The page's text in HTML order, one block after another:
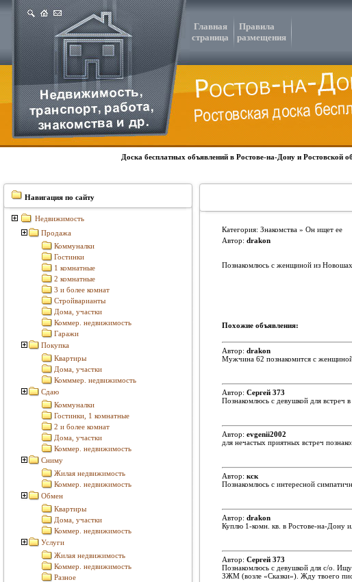
Главная
страница
Правила
размещения
Доска бесплатных объявлений в Ростове-на-Дону и Ростовской
Навигация по сайту
Недвижимость
Продажа
Коммуналки
Гостинки
1 комнатные
2 комнатные
3 и более комнат
Стройварианты
Дома, участки
Коммер. недвижимость
Гаражи
Покупка
Квартиры
Дома, участки
Комммер. недвижимость
Сдаю
Коммуналки
Гостинки, 1 комнатные
2 и более комнат
Дома, участки
Коммер. недвижимость
Сниму
Жилая недвижимость
Коммер. недвижимость
Обмен
Квартиры
Дома, участки
Коммер. недвижимость
Услуги
Жилая недвижимость
Коммер. недвижимость
Разное
Категория: Знакомства » Он ищет ее
Автор: drakon
Познакомлюсь с женщиной из
Похожие объявления:
Автор: drakon
Мужчина 62 познакомится с
Автор: Сергей 373
Познакомлюсь с девушкой для встреч
Автор: evgenii2002
для нечастых приятных встреч
Автор: кск
Познакомлюсь с интересной
Автор: drakon
Куплю 1-комн. кв. в Ростове-на-Дону
Автор: Сергей 373
Познакомлюсь с девушкой для с/о.
ЗЖМ (возле «Сказки»). Жду твоего